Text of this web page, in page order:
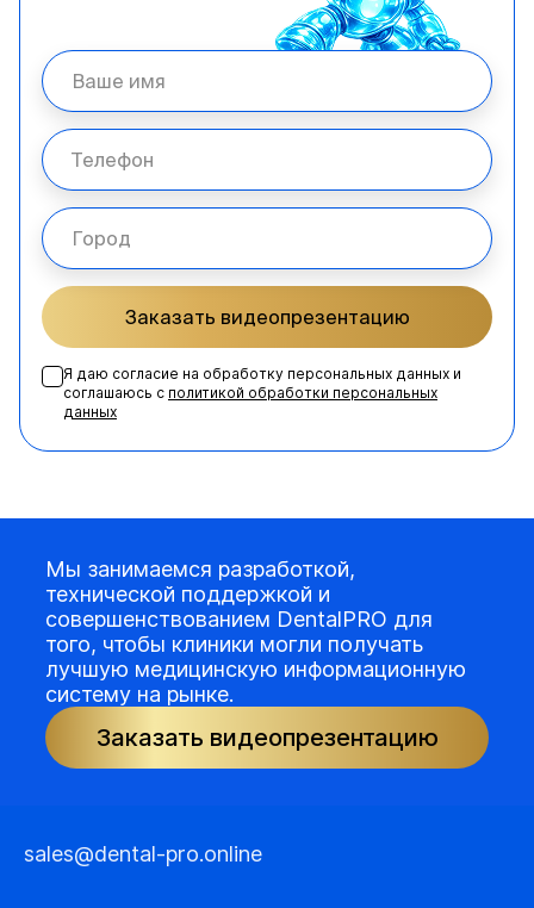
Заказать видеопрезентацию
Я даю согласие на обработку персональных данных и
соглашаюсь с политикой обработки персональных
данных
Мы занимаемся разработкой,
технической поддержкой и
совершенствованием DentalPRO для
того, чтобы клиники могли получать
лучшую медицинскую информационную
систему на рынке.
Заказать видеопрезентацию
sales@dental-pro.online